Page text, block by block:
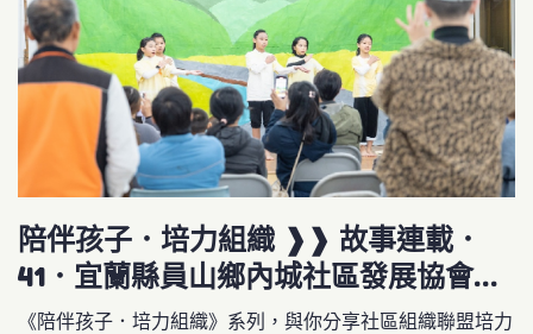
陪伴孩子．培力組織 ❱❱ 故事連載．
41．宜蘭縣員山鄉內城社區發展協會
（野孩子的秘密基地）
《陪伴孩子．培力組織》系列，與你分享社區組織聯盟培力